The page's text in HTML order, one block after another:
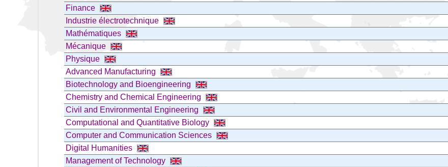
Finance
Industrie électrotechnique
Mathématiques
Mécanique
Physique
Advanced Manufacturing
Biotechnology and Bioengineering
Chemistry and Chemical Engineering
Civil and Environmental Engineering
Computational and Quantitative Biology
Computer and Communication Sciences
Digital Humanities
Management of Technology